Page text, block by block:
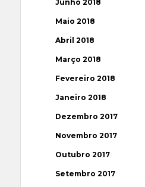
Junho 2018
Maio 2018
Abril 2018
Março 2018
Fevereiro 2018
Janeiro 2018
Dezembro 2017
Novembro 2017
Outubro 2017
Setembro 2017